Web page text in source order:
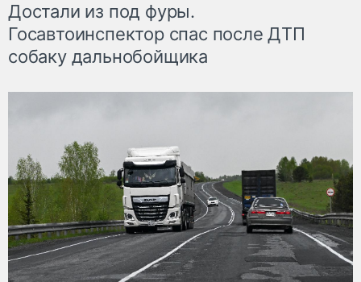
Достали из под фуры.
Госавтоинспектор спас после ДТП
собаку дальнобойщика